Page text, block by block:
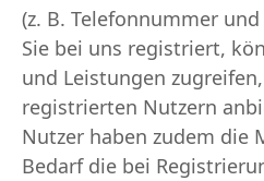
(z. B. Telefonnummer
Sie bei uns registriert,
und Leistungen
registrierten Nutzern
Nutzer haben zudem die
Bedarf die bei